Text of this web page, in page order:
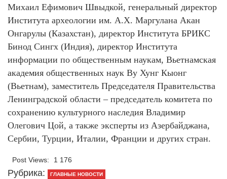
Михаил Ефимович Швыдкой, генеральный директор
Института археологии им. А.Х. Маргулана Акан
Онгарулы (Казахстан), директор Института БРИКС
Бинод Сингх (Индия), директор Института
информации по общественным наукам, Вьетнамская
академия общественных наук Ву Хунг Кыонг
(Вьетнам), заместитель Председателя Правительства
Ленинградской области – председатель комитета по
сохранению культурного наследия Владимир
Олегович Цой, а также эксперты из Азербайджана,
Сербии, Турции, Италии, Франции и других стран.
Post Views: 1 176
Рубрика: ГЛАВНЫЕ НОВОСТИ